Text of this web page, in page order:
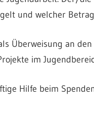
und welcher
Überweisung an
im
Hilfe beim